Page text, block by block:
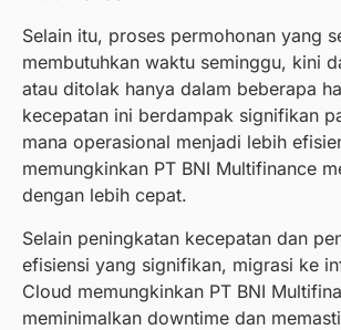
Selain itu, proses permohonan yang
membutuhkan waktu seminggu, kini
atau ditolak hanya dalam beberapa
kecepatan ini berdampak signifikan
mana operasional menjadi lebih
memungkinkan PT BNI Multifinance
dengan lebih cepat.
Selain peningkatan kecepatan dan
efisiensi yang signifikan, migrasi ke
Cloud memungkinkan PT BNI
meminimalkan downtime dan